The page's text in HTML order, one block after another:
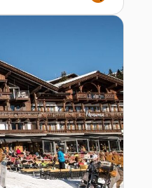
Entspannung
Resort